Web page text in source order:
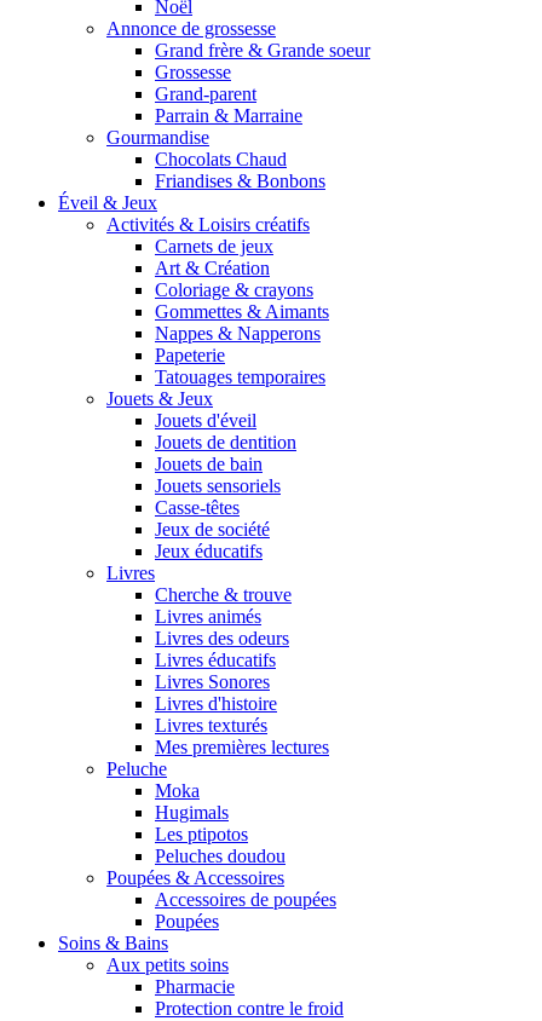
Noël
Annonce de grossesse
Grand frère & Grande soeur
Grossesse
Grand-parent
Parrain & Marraine
Gourmandise
Chocolats Chaud
Friandises & Bonbons
Éveil & Jeux
Activités & Loisirs créatifs
Carnets de jeux
Art & Création
Coloriage & crayons
Gommettes & Aimants
Nappes & Napperons
Papeterie
Tatouages temporaires
Jouets & Jeux
Jouets d'éveil
Jouets de dentition
Jouets de bain
Jouets sensoriels
Casse-têtes
Jeux de société
Jeux éducatifs
Livres
Cherche & trouve
Livres animés
Livres des odeurs
Livres éducatifs
Livres Sonores
Livres d'histoire
Livres texturés
Mes premières lectures
Peluche
Moka
Hugimals
Les ptipotos
Peluches doudou
Poupées & Accessoires
Accessoires de poupées
Poupées
Soins & Bains
Aux petits soins
Pharmacie
Protection contre le froid